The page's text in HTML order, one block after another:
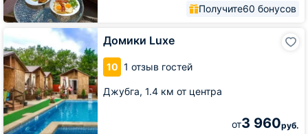
Получите60 бонусов
Домики Luxe
10 1 отзыв гостей
Джубга, 1.4 км от центра
от3 960руб.
Luxe